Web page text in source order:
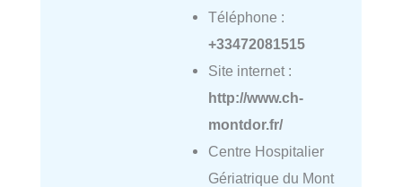
Téléphone :
+33472081515
Site internet :
http://www.ch-
montdor.fr/
Centre Hospitalier
Gériatrique du Mont